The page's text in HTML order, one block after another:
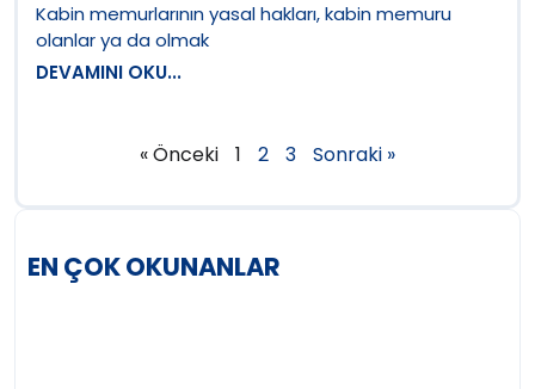
Kabin memurlarının yasal hakları, kabin memuru
olanlar ya da olmak
DEVAMINI OKU...
« Önceki 1 2 3 Sonraki »
EN ÇOK OKUNANLAR